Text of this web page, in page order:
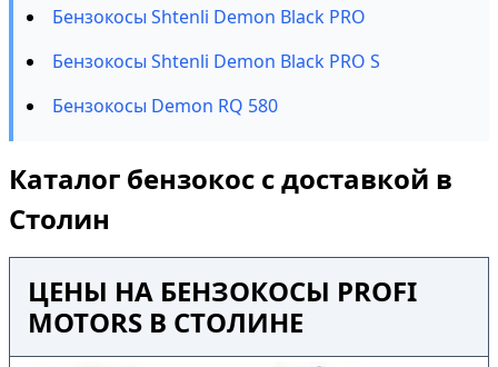
Бензокосы Shtenli Demon Black PRO
Бензокосы Shtenli Demon Black PRO S
Бензокосы Demon RQ 580
Каталог бензокос с доставкой в
Столин
ЦЕНЫ НА БЕНЗОКОСЫ PROFI
MOTORS В СТОЛИНЕ